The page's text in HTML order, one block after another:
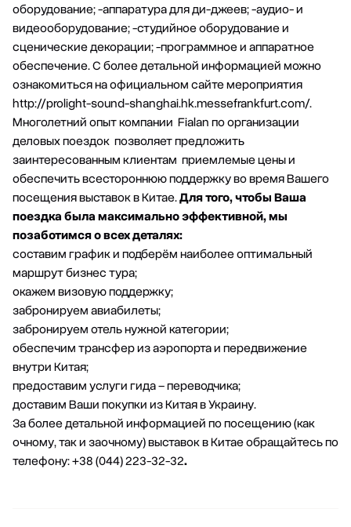
оборудование; -аппаратура для ди-джеев; -аудио- и
видеооборудование; -студийное оборудование и
сценические декорации; -программное и аппаратное
обеспечение. С более детальной информацией можно
ознакомиться на официальном сайте мероприятия
http://prolight-sound-shanghai.hk.messefrankfurt.com/.
Многолетний опыт компании Fialan по организации
деловых поездок позволяет предложить
заинтересованным клиентам приемлемые цены и
обеспечить всестороннюю поддержку во время Вашего
посещения выставок в Китае.Для того, чтобы Ваша
поездка была максимально эффективной, мы
позаботимся о всех деталях:
составим график и подберём наиболее оптимальный
маршрут бизнес тура;
окажем визовую поддержку;
забронируем авиабилеты;
забронируем отель нужной категории;
обеспечим трансфер из аэропорта и передвижение
внутри Китая;
предоставим услуги гида – переводчика;
доставим Ваши покупки из Китая в Украину.
За более детальной информацией по посещению (как
очному, так и заочному) выставок в Китае обращайтесь по
телефону: +38 (044) 223-32-32.